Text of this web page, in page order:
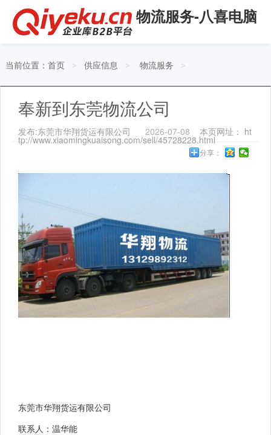
物流服务-八喜电脑
当前位置： 首页 > 供应信息 > 物流服务 >
奉新到东莞物流公司
发布:东莞市华翔货运有限公司 2026-07-08 本页网址： ht
tp://www.xiaomingkuaisong.com/sell/45728228.html
分享：
东莞市华翔货运有限公司
联系人：温华能